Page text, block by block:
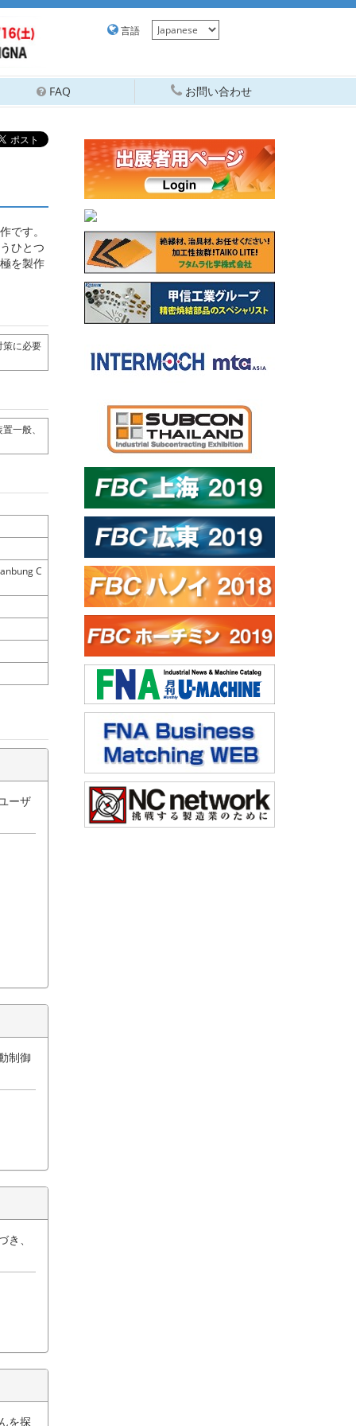
言語
FAQ お問い合わせ
です。
ひとつ
を製作
策に必要
一般、
C
ーザ
制御
、
を探